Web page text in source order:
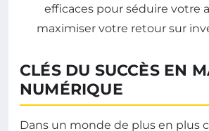
CLÉS DU SUCCÈS EN
NUMÉRIQUE
Dans un monde de plus en plus